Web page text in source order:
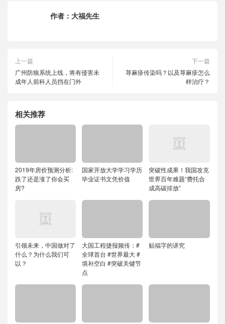
作者： 大福先生
上一篇
广州防狼系统上线，将有侵害未
成年人前科人员挡在门外
下一篇
荨麻疹传染吗？以及荨麻疹怎么
样治疗？
相关推荐
2019年房价预测分析:
跌了还是涨了你会买
房?
国家开放大学学习学历
毕业证书文凭价值
突破性成果！我国攻克
世界百年难题“费托合
成高碳排放”
引领未来，中国做对了
什么？为什么我们可
以？
大国工程捷报频传：#
全球首台 #世界最大 #
填补空白 #突破关键节
点
贴福字的讲究